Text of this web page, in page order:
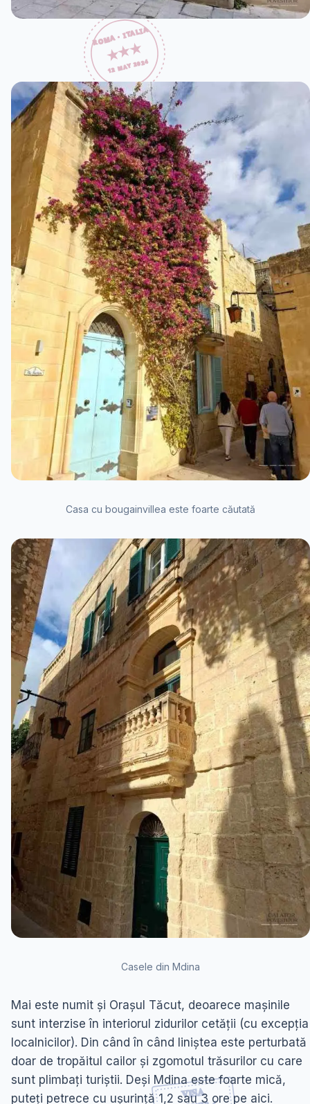
Casa cu bougainvillea este foarte căutată
Casele din Mdina
Mai este numit și Orașul Tăcut, deoarece mașinile
sunt interzise în interiorul zidurilor cetății (cu excepția
localnicilor). Din când în când liniștea este perturbată
doar de tropăitul cailor și zgomotul trăsurilor cu care
sunt plimbați turiștii. Deși Mdina este foarte mică,
puteți petrece cu ușurință 1,2 sau 3 ore pe aici.